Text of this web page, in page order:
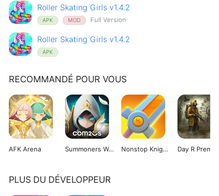
Roller Skating Girls v1.4.2
APK MOD Full Version
Roller Skating Girls v1.4.2
APK
RECOMMANDÉ POUR VOUS
AFK Arena Summoners War: Sky Arena Nonstop Knight 2 Day R
PLUS DU DÉVELOPPEUR